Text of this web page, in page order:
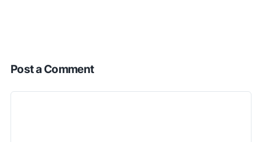
Post a Comment